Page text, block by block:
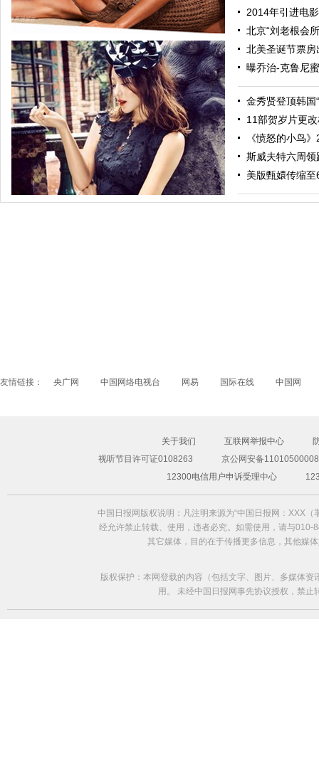
超模安布罗休沙滩诱惑 镂空泳衣秀S形身
2014年引进电
北京“刘老根会
北美圣诞节票
曝乔治-克鲁尼
金秀贤登顶韩国
11部贺岁片更
《愤怒的小鸟
斯威夫特六周
美版甄嬛传缩
友情链接： 央广网 中国网络电视台 网易 国际在线 中国网
关于我们 互联网举报中心
视听节目许可证0108263
京公网安备
12300电信用户申诉受理中心
中国日报网版权说明：凡注明来源为“中国日报网：XXX
经允许禁止转载、使用，违者必究。如需使用，请与010-
其它媒体，目的在于传播更多信息，其他媒
版权保护：本网登载的内容（包括文字、图片、多媒体
用。 未经中国日报网事先协议授权，禁